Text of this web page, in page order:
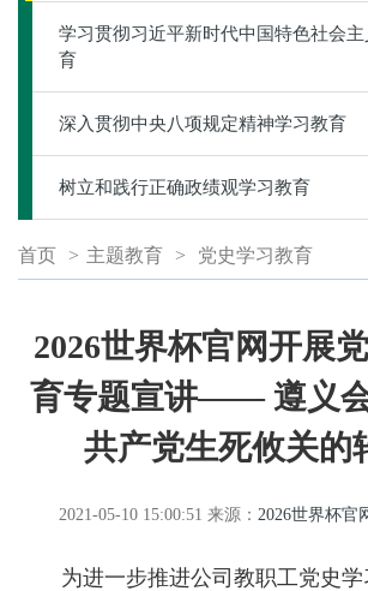
学习贯彻习近平新时代中国特色社会
育
深入贯彻中央八项规定精神学习教育
树立和践行正确政绩观学习教育
首页 > 主题教育 > 党史学习教育
2026世界杯官网开展
育专题宣讲—— 遵义
共产党生死攸关的
2021-05-10 15:00:51 来源： 2026世界杯官
为进一步推进公司教职工党史学